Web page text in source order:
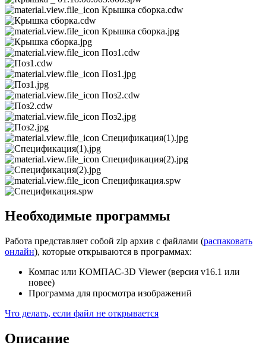
Крышка сборка.cdw
Крышка сборка.jpg
Поз1.cdw
Поз1.jpg
Поз2.cdw
Поз2.jpg
Спецификация(1).jpg
Спецификация(2).jpg
Спецификация.spw
Необходимые программы
Работа представляет собой zip архив с файлами (распаковать
онлайн), которые открываются в программах:
Компас или КОМПАС-3D Viewer (версия v16.1 или
новее)
Программа для просмотра изображений
Что делать, если файл не открывается
Описание